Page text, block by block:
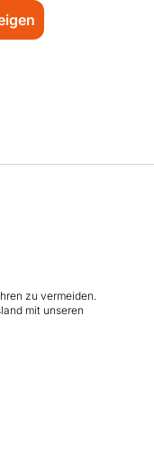
zu vermeiden.
mit unseren